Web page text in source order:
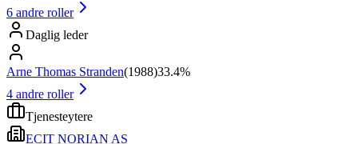
6 andre roller
Daglig leder
Arne Thomas Stranden(1988)33.4%
4 andre roller
Tjenesteytere
ECIT NORIAN AS